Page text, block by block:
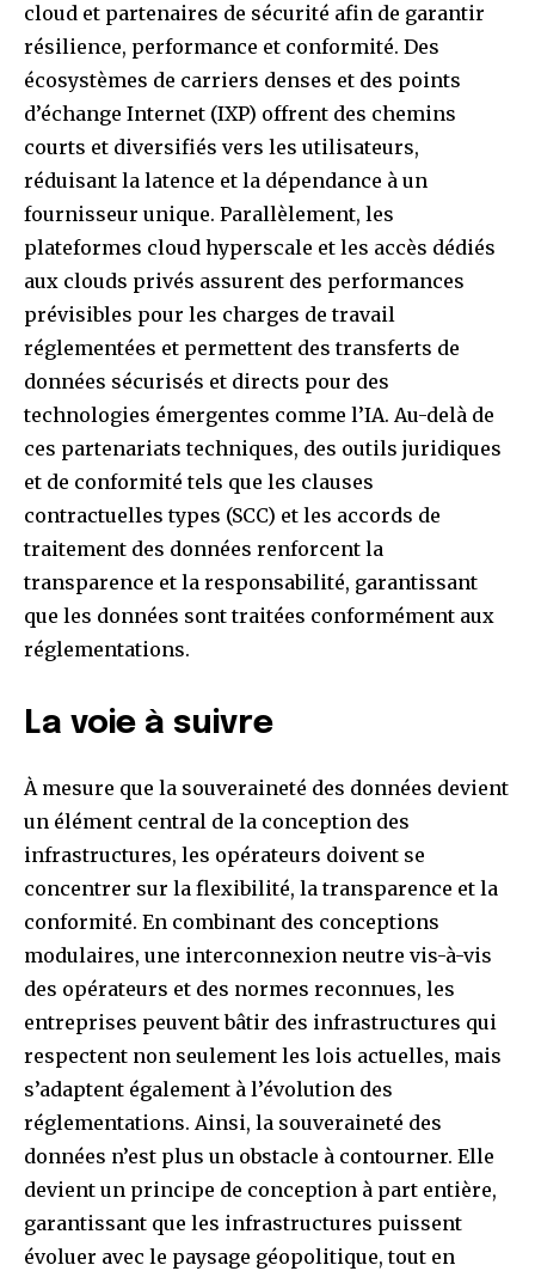
cloud et partenaires de sécurité afin de garantir
résilience, performance et conformité. Des
écosystèmes de carriers denses et des points
d’échange Internet (IXP) offrent des chemins
courts et diversifiés vers les utilisateurs,
réduisant la latence et la dépendance à un
fournisseur unique. Parallèlement, les
plateformes cloud hyperscale et les accès dédiés
aux clouds privés assurent des performances
prévisibles pour les charges de travail
réglementées et permettent des transferts de
données sécurisés et directs pour des
technologies émergentes comme l’IA. Au-delà de
ces partenariats techniques, des outils juridiques
et de conformité tels que les clauses
contractuelles types (SCC) et les accords de
traitement des données renforcent la
transparence et la responsabilité, garantissant
que les données sont traitées conformément aux
réglementations.
La voie à suivre
À mesure que la souveraineté des données devient
un élément central de la conception des
infrastructures, les opérateurs doivent se
concentrer sur la flexibilité, la transparence et la
conformité. En combinant des conceptions
modulaires, une interconnexion neutre vis-à-vis
des opérateurs et des normes reconnues, les
entreprises peuvent bâtir des infrastructures qui
respectent non seulement les lois actuelles, mais
s’adaptent également à l’évolution des
réglementations. Ainsi, la souveraineté des
données n’est plus un obstacle à contourner. Elle
devient un principe de conception à part entière,
garantissant que les infrastructures puissent
évoluer avec le paysage géopolitique, tout en